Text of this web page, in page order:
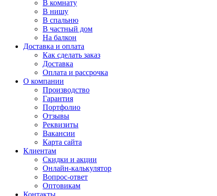
В комнату
В нишу
В спальню
В частный дом
На балкон
Доставка и оплата
Как сделать заказ
Доставка
Оплата и рассрочка
О компании
Производство
Гарантия
Портфолио
Отзывы
Реквизиты
Вакансии
Карта сайта
Клиентам
Скидки и акции
Онлайн-калькулятор
Вопрос-ответ
Оптовикам
Контакты